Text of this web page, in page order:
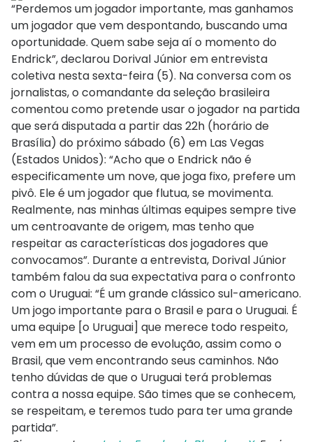
“Perdemos um jogador importante, mas ganhamos
um jogador que vem despontando, buscando uma
oportunidade. Quem sabe seja aí o momento do
Endrick”, declarou Dorival Júnior em entrevista
coletiva nesta sexta-feira (5). Na conversa com os
jornalistas, o comandante da seleção brasileira
comentou como pretende usar o jogador na partida
que será disputada a partir das 22h (horário de
Brasília) do próximo sábado (6) em Las Vegas
(Estados Unidos): “Acho que o Endrick não é
especificamente um nove, que joga fixo, prefere um
pivô. Ele é um jogador que flutua, se movimenta.
Realmente, nas minhas últimas equipes sempre tive
um centroavante de origem, mas tenho que
respeitar as características dos jogadores que
convocamos”. Durante a entrevista, Dorival Júnior
também falou da sua expectativa para o confronto
com o Uruguai: “É um grande clássico sul-americano.
Um jogo importante para o Brasil e para o Uruguai. É
uma equipe [o Uruguai] que merece todo respeito,
vem em um processo de evolução, assim como o
Brasil, que vem encontrando seus caminhos. Não
tenho dúvidas de que o Uruguai terá problemas
contra a nossa equipe. São times que se conhecem,
se respeitam, e teremos tudo para ter uma grande
partida”.